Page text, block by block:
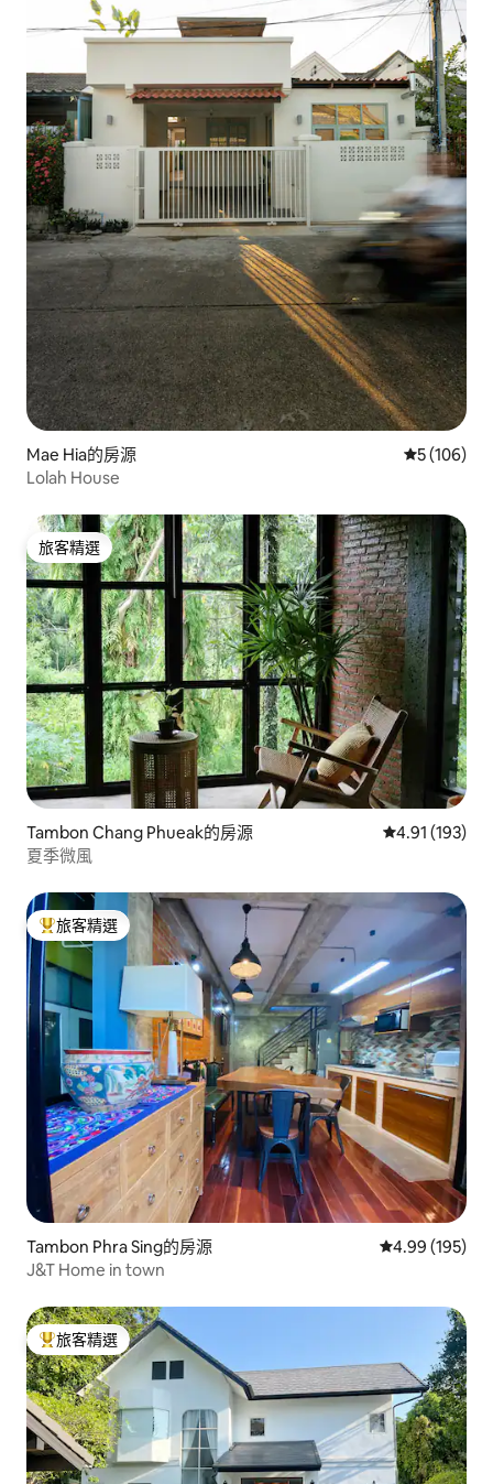
Mae Hia的房源 從 106 則評
5 (106)
Lolah House
旅客精選
旅客精選
Tambon Chang Phueak的房源 從 193 則評價
4.91 (193)
夏季微風
旅客精選榜首
旅客精選
Tambon Phra Sing的房源 從 195 則評價
4.99 (195)
J&T Home in town
旅客精選榜首
旅客精選